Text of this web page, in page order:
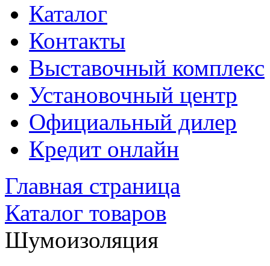
Каталог
Контакты
Выставочный комплекс
Установочный центр
Официальный дилер
Кредит онлайн
Главная страница
Каталог товаров
Шумоизоляция